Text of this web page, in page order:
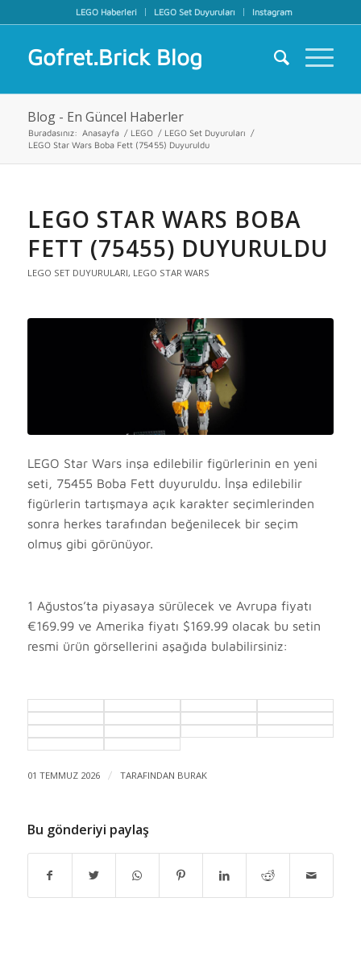
LEGO Haberleri LEGO Set Duyuruları Instagram
Gofret.Brick Blog
Blog - En Güncel Haberler
Buradasınız: Anasayfa / LEGO / LEGO Set Duyuruları
/
LEGO Star Wars Boba Fett (75455) Duyuruldu
LEGO STAR WARS BOBA
FETT (75455) DUYURULDU
LEGO SET DUYURULARI, LEGO STAR WARS
LEGO Star Wars inşa edilebilir figürlerinin en yeni
seti, 75455 Boba Fett duyuruldu. İnşa edilebilir
figürlerin tartışmaya açık karakter seçimlerinden
sonra herkes tarafından beğenilecek bir seçim
olmuş gibi görünüyor.
1 Ağustos’ta piyasaya sürülecek ve Avrupa fiyatı
€169.99 ve Amerika fiyatı $169.99 olacak bu setin
resmi ürün görsellerini aşağıda bulabilirsiniz:
01 TEMMUZ 2026 / TARAFINDAN BURAK
Bu gönderiyi paylaş